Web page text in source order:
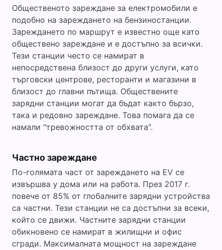
Общественото зареждане за електромобили е
подобно на зареждането на бензиностанции.
Зареждането по маршрут е известно още като
обществено зареждане и е достъпно за всички.
Тези станции често се намират в
непосредствена близост до други услуги, като
търговски центрове, ресторанти и магазини в
близост до главни пътища. Обществените
зарядни станции могат да бъдат както бързо,
така и редовно зареждане. Това помага да се
намали "тревожността от обхвата".
Частно зареждане
По-голямата част от зареждането на EV се
извършва у дома или на работа. През 2017 г.
повече от 85% от глобалните зарядни устройства
са частни. Тези станции не са достъпни за всеки,
който се движи. Частните зарядни станции
обикновено се намират в жилищни и офис
сгради. Максималната мощност на зареждане